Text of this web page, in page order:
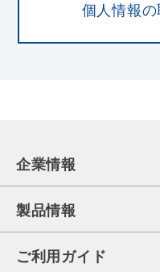
個人情報
企業情報
製品情報
ご利用ガイド